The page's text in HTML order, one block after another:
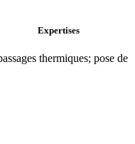
Expertises
thermiques; pose de